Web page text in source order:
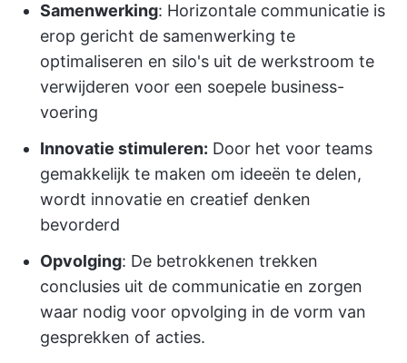
Samenwerking: Horizontale communicatie is
erop gericht de samenwerking te
optimaliseren en silo's uit de werkstroom te
verwijderen voor een soepele business-
voering
Innovatie stimuleren: Door het voor teams
gemakkelijk te maken om ideeën te delen,
wordt innovatie en creatief denken
bevorderd
Opvolging: De betrokkenen trekken
conclusies uit de communicatie en zorgen
waar nodig voor opvolging in de vorm van
gesprekken of acties.